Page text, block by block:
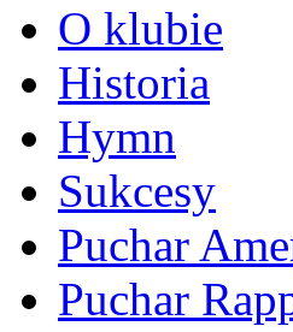
O klubie
Historia
Hymn
Sukcesy
Puchar
Puchar